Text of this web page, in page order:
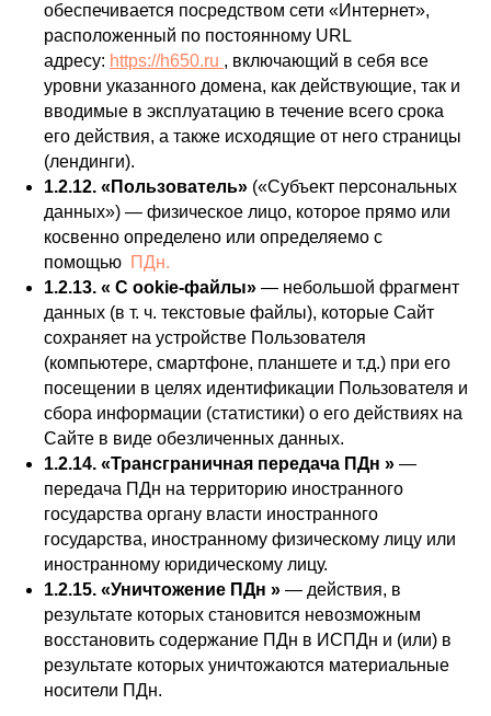
обеспечивается посредством сети «Интернет»,
расположенный по постоянному URL
адресу: https://h650.ru , включающий в себя все
уровни указанного домена, как действующие, так и
вводимые в эксплуатацию в течение всего срока
его действия, а также исходящие от него страницы
(лендинги).
1.2.12. «Пользователь» («Субъект персональных
данных») — физическое лицо, которое прямо или
косвенно определено или определяемо с
помощью ПДн.
1.2.13. « C ookie-файлы» — небольшой фрагмент
данных (в т. ч. текстовые файлы), которые Сайт
сохраняет на устройстве Пользователя
(компьютере, смартфоне, планшете и т.д.) при его
посещении в целях идентификации Пользователя и
сбора информации (статистики) о его действиях на
Сайте в виде обезличенных данных.
1.2.14. «Трансграничная передача ПДн » —
передача ПДн на территорию иностранного
государства органу власти иностранного
государства, иностранному физическому лицу или
иностранному юридическому лицу.
1.2.15. «Уничтожение ПДн » — действия, в
результате которых становится невозможным
восстановить содержание ПДн в ИСПДн и (или) в
результате которых уничтожаются материальные
носители ПДн.